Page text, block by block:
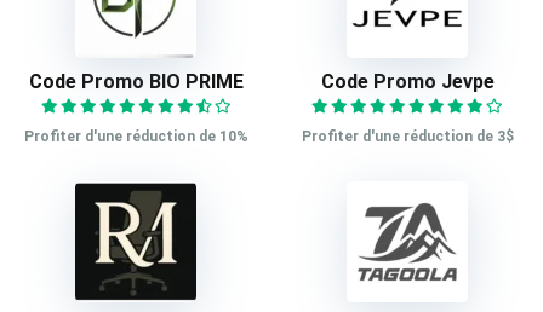
Code Promo BIO PRIME
Profiter d'une réduction de 10%
Code Promo Jevpe
Profiter d'une réduction de 3$